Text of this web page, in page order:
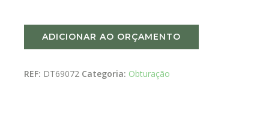
ADICIONAR AO ORÇAMENTO
REF: DT69072 Categoria: Obturação